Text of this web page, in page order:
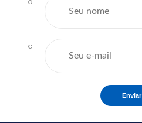
Enviar